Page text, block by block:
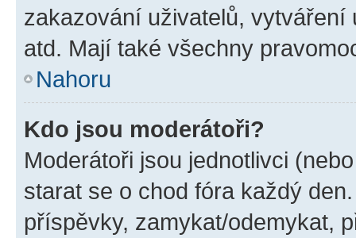
zakazování uživatelů,
atd. Mají také všechny
Nahoru
Kdo jsou moderátoři?
Moderátoři jsou jednotlivci
starat se o chod fóra každý
příspěvky, zamykat/odemykat,